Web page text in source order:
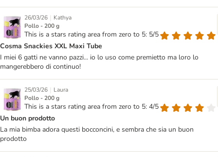
26/03/26 | Kathya
Pollo - 200 g
This is a stars rating area from zero to 5: 5/5
Cosma Snackies XXL Maxi Tube
I miei 6 gatti ne vanno pazzi... io lo uso come premietto ma loro lo
mangerebbero di continuo!
25/03/26 | Laura
Pollo - 200 g
This is a stars rating area from zero to 5: 4/5
Un buon prodotto
La mia bimba adora questi bocconcini, e sembra che sia un buon
prodotto